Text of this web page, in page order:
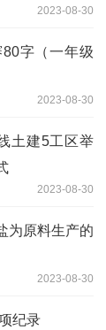
2023-08-30
字（一年级
2023-08-30
土建5工区举
2023-08-30
为原料生产的
2023-08-30
纪录